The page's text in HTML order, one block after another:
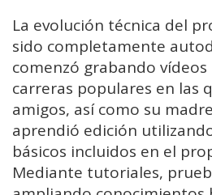
La evolución técnica del
sido completamente
comenzó grabando
carreras populares en las
amigos, así como su
aprendió edición
básicos incluidos en el
Mediante tutoriales,